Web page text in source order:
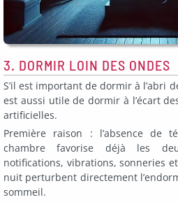
3. DORMIR LOIN DES ONDES
S’il est important de dormir à l’abri
est aussi utile de dormir à l’écart
artificielles.
Première raison : l’absence de
chambre favorise déjà les
notifications, vibrations, sonneries et
nuit perturbent directement
sommeil.